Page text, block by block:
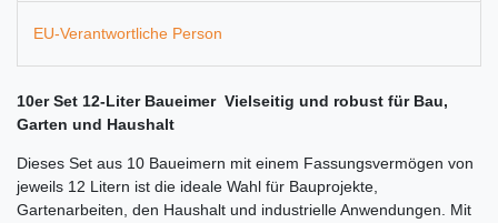
EU-Verantwortliche Person
10er Set 12-Liter Baueimer  Vielseitig und robust für Bau,
Garten und Haushalt
Dieses Set aus 10 Baueimern mit einem Fassungsvermögen von
jeweils 12 Litern ist die ideale Wahl für Bauprojekte,
Gartenarbeiten, den Haushalt und industrielle Anwendungen. Mit